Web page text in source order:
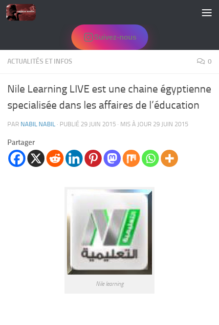
Skip to content
Suivez-nous
ACTUALITÉS ET INFOS 0
Nile Learning LIVE est une chaine égyptienne
specialisée dans les affaires de l’éducation
PAR NABIL NABIL · PUBLIÉ 29 JUIN 2015 · MIS À JOUR 29 JUIN 2015
Partager
Nile learning